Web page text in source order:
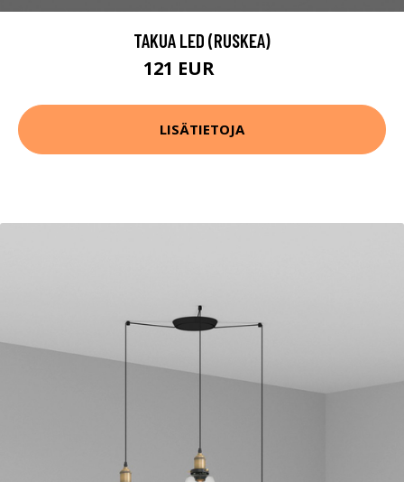
TAKUA LED (RUSKEA)
121 EUR
LISÄTIETOJA